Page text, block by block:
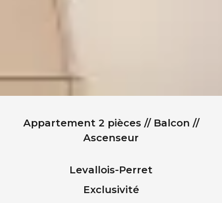
Appartement 2 pièces // Balcon //
Ascenseur
Levallois-Perret
Exclusivité